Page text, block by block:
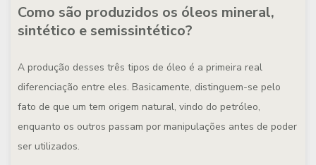
Como são produzidos os óleos mineral,
sintético e semissintético?
A produção desses três tipos de óleo é a primeira real
diferenciação entre eles. Basicamente, distinguem-se pelo
fato de que um tem origem natural, vindo do petróleo,
enquanto os outros passam por manipulações antes de poder
ser utilizados.